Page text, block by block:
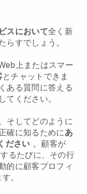
スにおいて全く新
らすでしょう。
上またはスマー
とチャットできま
ある質問に答える
てください。
そしてどのように
確に知るためにあ
ださい 。顧客が
るたびに、その行
的に顧客プロフィ
。